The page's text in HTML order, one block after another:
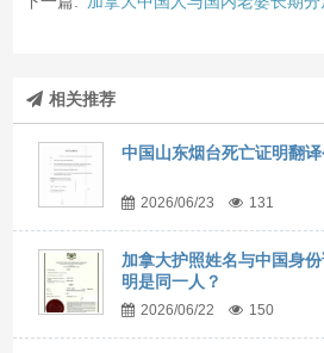
相关推荐
中国山东烟台死亡证明翻
2026/06/23 131
加拿大护照姓名与中国身
明是同一人？
2026/06/22 150